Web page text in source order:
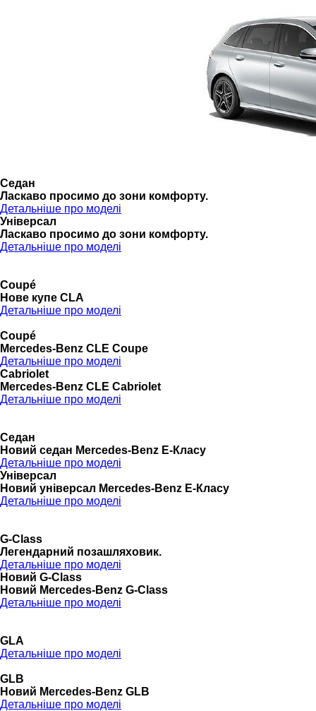
Седан
Ласкаво просимо до зони комфорту.
Детальніше про моделі
Універсал
Ласкаво просимо до зони комфорту.
Детальніше про моделі
Coupé
Нове купе CLA
Детальніше про моделі
Coupé
Mercedes-Benz CLE Coupe
Детальніше про моделі
Cabriolet
Mercedes-Benz CLE Cabriolet
Детальніше про моделі
Седан
Новий седан Mercedes-Benz Е-Класу
Детальніше про моделі
Універсал
Новий універсал Mercedes-Benz E-Класу
Детальніше про моделі
G-Class
Легендарний позашляховик.
Детальніше про моделі
Новий G-Class
Новий Mercedes-Benz G-Class
Детальніше про моделі
GLA
Детальніше про моделі
GLB
Новий Mercedes-Benz GLB
Детальніше про моделі